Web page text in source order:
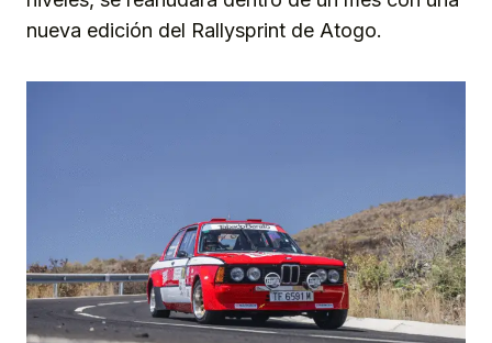
nueva edición del Rallysprint de Atogo.